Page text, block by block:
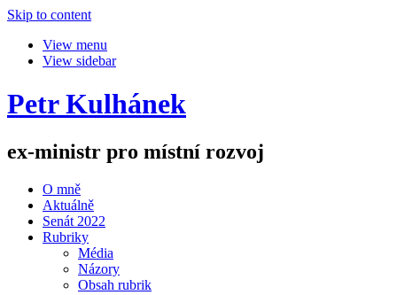
Skip to content
View menu
View sidebar
Petr Kulhánek
ex-ministr pro místní rozvoj
O mně
Aktuálně
Senát 2022
Rubriky
Média
Názory
Obsah rubrik